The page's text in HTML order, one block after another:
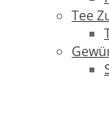
Tee